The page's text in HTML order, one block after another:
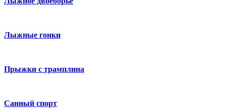
Лыжные гонки
Прыжки с трамплина
Санный спорт